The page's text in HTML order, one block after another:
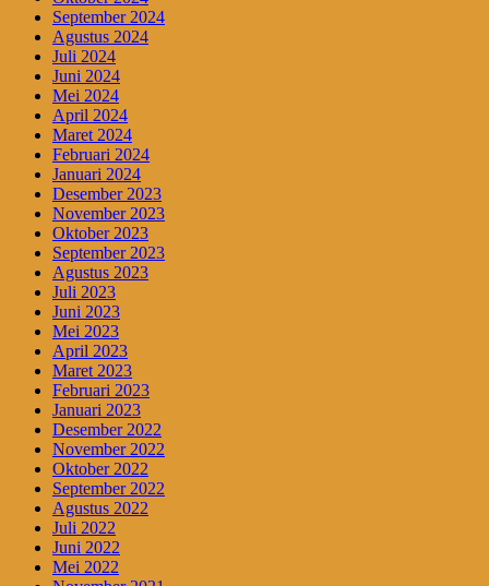
September 2024
Agustus 2024
Juli 2024
Juni 2024
Mei 2024
April 2024
Maret 2024
Februari 2024
Januari 2024
Desember 2023
November 2023
Oktober 2023
September 2023
Agustus 2023
Juli 2023
Juni 2023
Mei 2023
April 2023
Maret 2023
Februari 2023
Januari 2023
Desember 2022
November 2022
Oktober 2022
September 2022
Agustus 2022
Juli 2022
Juni 2022
Mei 2022